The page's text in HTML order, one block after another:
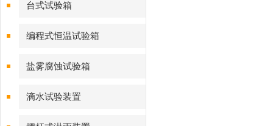
台式试验箱
编程式恒温试验箱
盐雾腐蚀试验箱
滴水试验装置